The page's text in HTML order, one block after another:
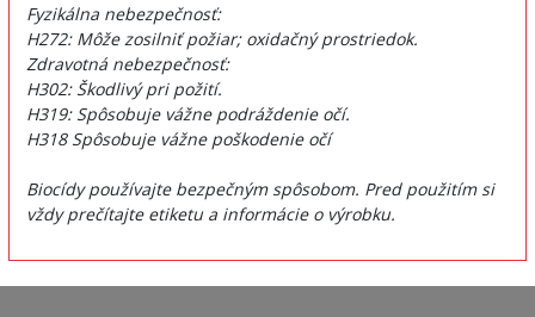
Fyzikálna nebezpečnosť:
H272: Môže zosilniť požiar; oxidačný prostriedok.
Zdravotná nebezpečnosť:
H302: Škodlivý pri požití.
H319: Spôsobuje vážne podráždenie očí.
H318 Spôsobuje vážne poškodenie očí
Biocídy používajte bezpečným spôsobom. Pred použitím si
vždy prečítajte etiketu a informácie o výrobku.